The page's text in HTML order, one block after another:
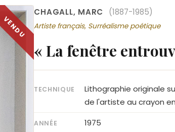
CHAGALL, MARC (1887-1985)
Artiste français, Surréalisme poétique
« La fenêtre
TECHNIQUE
Lithographie originale
de l'artiste au crayon
ANNÉE 1975